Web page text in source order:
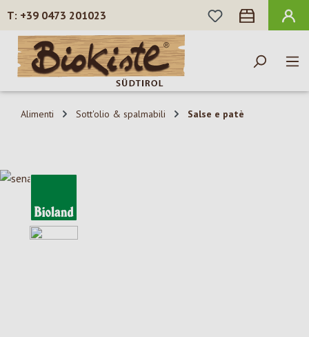
Passa al contenuto principale
+39 0473 201023
HAI 0 ARTICOLI
Alimenti Sott'olio & spalmabili Salse e patè
Salta la galleria di immagini